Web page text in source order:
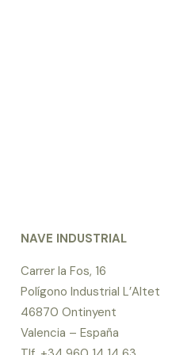
NAVE INDUSTRIAL
Carrer la Fos, 16
Polígono Industrial L’Altet
46870 Ontinyent
Valencia – España